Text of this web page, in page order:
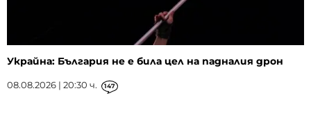
Украйна: България не е била цел на падналия дрон
08.08.2026 | 20:30 ч. 147